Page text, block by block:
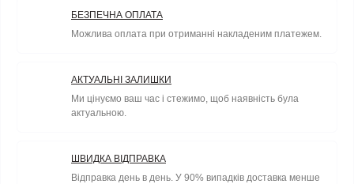
БЕЗПЕЧНА ОПЛАТА
Можлива оплата при отриманні накладеним платежем.
АКТУАЛЬНІ ЗАЛИШКИ
Ми цінуємо ваш час і стежимо, щоб наявність була
актуальною.
ШВИДКА ВІДПРАВКА
Відправка день в день. У 90% випадків доставка менше